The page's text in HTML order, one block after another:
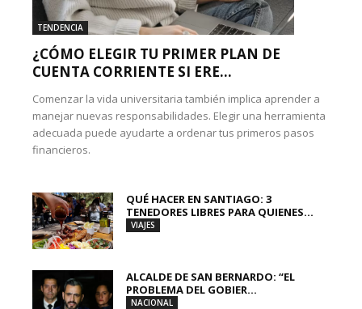
TENDENCIA
¿CÓMO ELEGIR TU PRIMER PLAN DE
CUENTA CORRIENTE SI ERE...
Comenzar la vida universitaria también implica aprender a
manejar nuevas responsabilidades. Elegir una herramienta
adecuada puede ayudarte a ordenar tus primeros pasos
financieros.
QUÉ HACER EN SANTIAGO: 3
TENEDORES LIBRES PARA QUIENES...
VIAJES
ALCALDE DE SAN BERNARDO: “EL
PROBLEMA DEL GOBIER...
NACIONAL